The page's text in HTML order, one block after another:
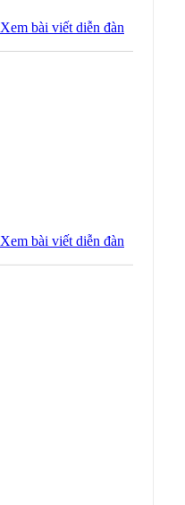
Xem bài viết diễn đàn
Xem bài viết diễn đàn